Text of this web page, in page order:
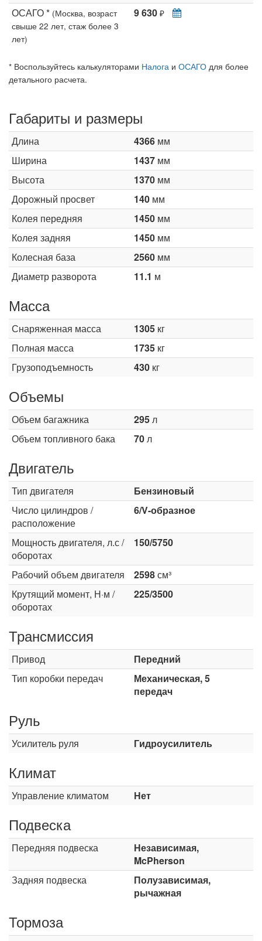
ОСАГО * (Москва, возраст
свыше 22 лет, стаж более 3
лет)
9 630 ₽
* Воспользуйтесь калькуляторами Налога и ОСАГО для более
детального расчета.
Габариты и размеры
Длина 4366 мм
Ширина
1437 мм
Высота
1370 мм
Дорожный просвет
140 мм
Колея передняя
1450 мм
Колея задняя
1450 мм
Колесная база
2560 мм
Диаметр разворота
11.1 м
Масса
Снаряженная масса 1305 кг
Полная масса
1735 кг
Грузоподъемность
430 кг
Объемы
Объем багажника 295л
Объем топливного бака
70л
Двигатель
Тип двигателя
Бензиновый
Число цилиндров /
расположение
6/V-образное
Мощность двигателя, л.с /
оборотах
150/5750
Рабочий объем двигателя 2598см³
Крутящий момент, Н·м /
оборотах
225/3500
Трансмиссия
Привод
Передний
Тип коробки передач
Механическая, 5
передач
Руль
Усилитель руля Гидроусилитель
Климат
Управление климатом Нет
Подвеска
Передняя подвеска
Независимая,
McPherson
Задняя подвеска
Полузависимая,
рычажная
Тормоза